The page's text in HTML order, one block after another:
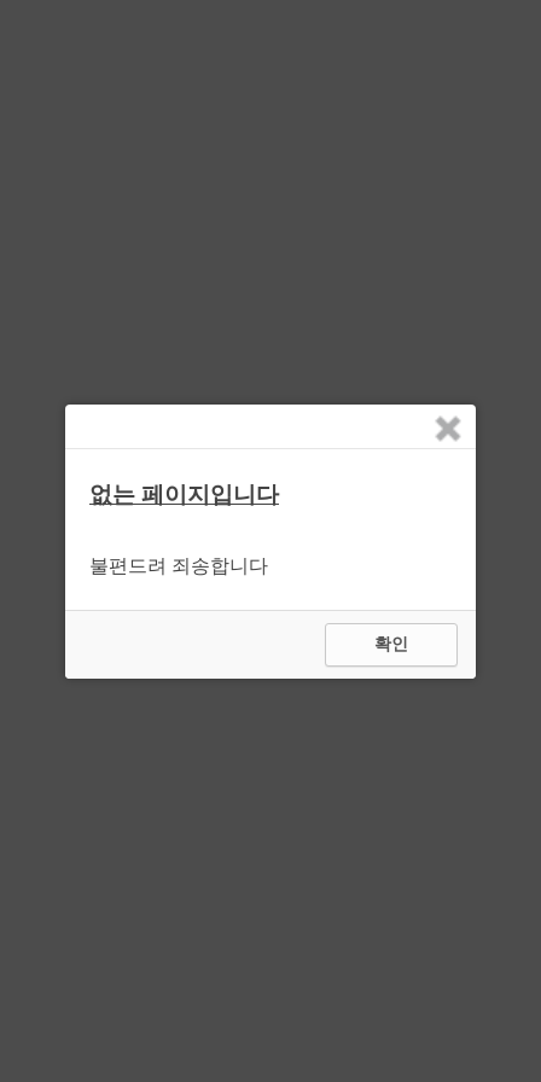
없는 페이지입니다
불편드려 죄송합니다
확인